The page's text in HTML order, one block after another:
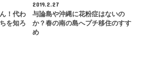
！代わ
を知ろ
2019.2.27
与論島や沖縄に花粉症はないの
か？春の南の島へプチ移住のすす
め